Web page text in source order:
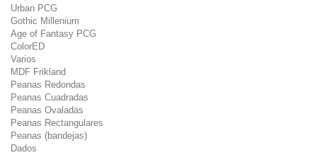
Urban PCG
Gothic Millenium
Age of Fantasy PCG
ColorED
Varios
MDF Frikland
Peanas Redondas
Peanas Cuadradas
Peanas Ovaladas
Peanas Rectangulares
Peanas (bandejas)
Dados